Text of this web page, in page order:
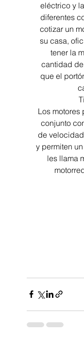
eléctrico y
diferentes
cotizar un
su casa,
tener la
cantidad
que el
Los
conjunto
de
y permiten
les llama